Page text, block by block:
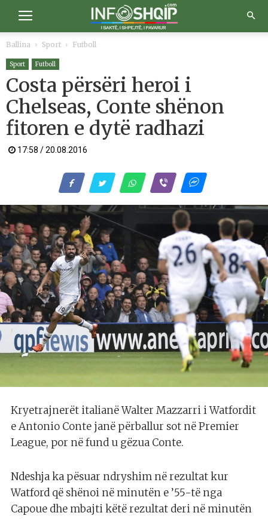
Ballina Sport Futboll
Sport Futboll
Costa përsëri heroi i
Chelseas, Conte shënon
fitoren e dytë radhazi
17:58 / 20.08.2016
Kryetrajnerët italianë Walter Mazzarri i Watfordit
e Antonio Conte janë përballur sot në Premier
League, por në fund u gëzua Conte.
Ndeshja ka pësuar ndryshim në rezultat kur
Watford që shënoi në minutën e ’55-të nga
Capoue dhe mbajti këtë rezultat deri në minutën